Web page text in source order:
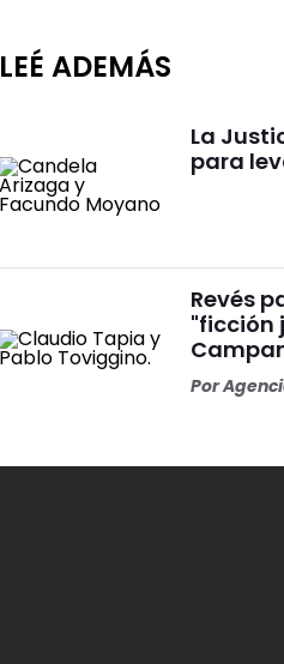
LEÉ ADEMÁS
La
para
Revés
"ficción
Por